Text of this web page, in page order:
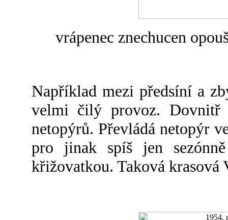
vrápenec znechucen
Například mezi předsíní a
velmi čilý provoz. Dovnitř
netopýrů. Převládá netopýr
pro jinak spíš jen
křižovatkou. Taková krasová